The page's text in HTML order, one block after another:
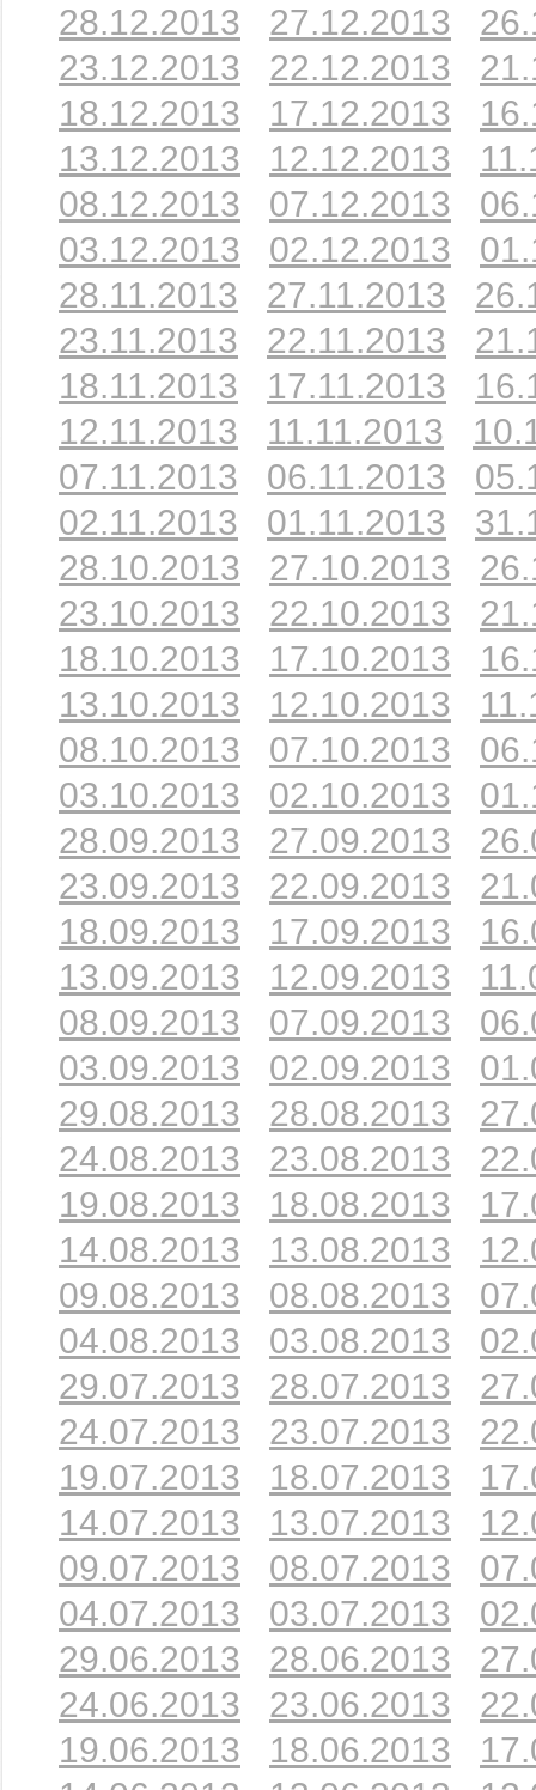
28.12.2013
27.12.2013
23.12.2013
22.12.2013
18.12.2013
17.12.2013
13.12.2013
12.12.2013
08.12.2013
07.12.2013
03.12.2013
02.12.2013
28.11.2013
27.11.2013
23.11.2013
22.11.2013
18.11.2013
17.11.2013
12.11.2013
11.11.2013
07.11.2013
06.11.2013
02.11.2013
01.11.2013
28.10.2013
27.10.2013
23.10.2013
22.10.2013
18.10.2013
17.10.2013
13.10.2013
12.10.2013
08.10.2013
07.10.2013
03.10.2013
02.10.2013
28.09.2013
27.09.2013
23.09.2013
22.09.2013
18.09.2013
17.09.2013
13.09.2013
12.09.2013
08.09.2013
07.09.2013
03.09.2013
02.09.2013
29.08.2013
28.08.2013
24.08.2013
23.08.2013
19.08.2013
18.08.2013
14.08.2013
13.08.2013
09.08.2013
08.08.2013
04.08.2013
03.08.2013
29.07.2013
28.07.2013
24.07.2013
23.07.2013
19.07.2013
18.07.2013
14.07.2013
13.07.2013
09.07.2013
08.07.2013
04.07.2013
03.07.2013
29.06.2013
28.06.2013
24.06.2013
23.06.2013
19.06.2013
18.06.2013